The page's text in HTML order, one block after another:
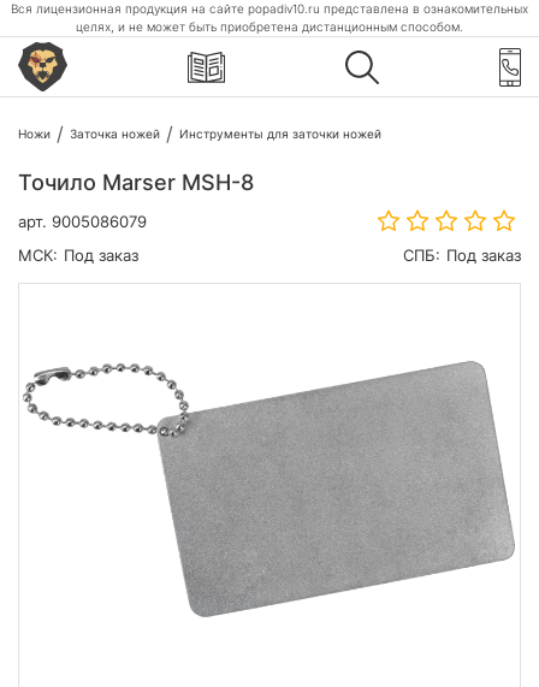
Вся лицензионная продукция на сайте popadiv10.ru представлена в ознакомительных
целях, и не может быть приобретена дистанционным способом.
Ножи Заточка ножей Инструменты для заточки ножей
Точило Marser MSH-8
арт. 9005086079
МСК: Под заказ СПБ: Под заказ